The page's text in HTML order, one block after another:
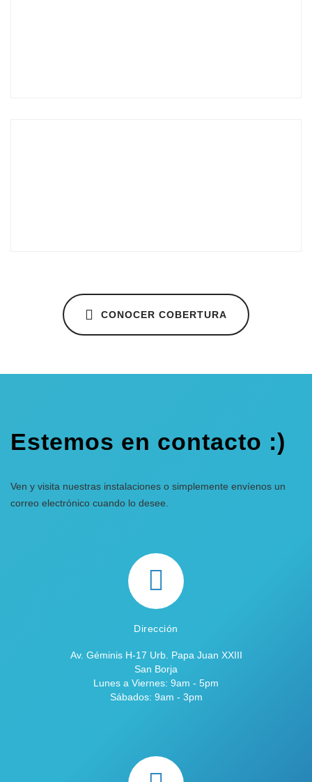
CONOCER COBERTURA
Estemos en contacto :)
Ven y visita nuestras instalaciones o simplemente envíenos un
correo electrónico cuando lo desee.
Dirección
Av. Géminis H-17 Urb. Papa Juan XXIII
San Borja
Lunes a Viernes: 9am - 5pm
Sábados: 9am - 3pm